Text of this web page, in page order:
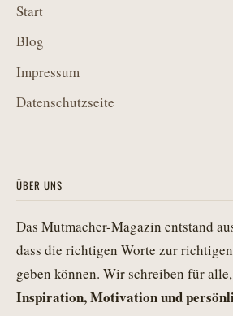
Start
Blog
Impressum
Datenschutzseite
ÜBER UNS
Das Mutmacher-Magazin entstand
dass die richtigen Worte zur
geben können. Wir schreiben für
Inspiration, Motivation und